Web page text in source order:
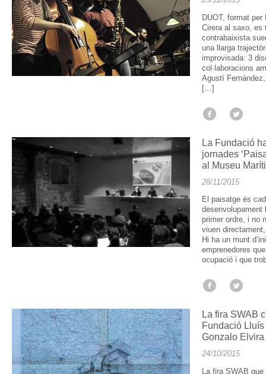
DUOT, format
Cirera al saxo, es
contrabaixista
una llarga
improvisada: 3
col·laboracions
Agustí
[…]
La Fundació
jornades
al Museu
28/11/2015
El paisatge és
desenvolupament
primer ordre, i no
viuen
Hi ha un munt
emprenedores
ocupació i que
La fira SWAB
Fundació Lluís
Gonzalo Elvira
24/10/2015
La fira SWAB que